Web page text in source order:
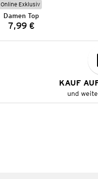
Online Exklusiv
Damen Top
Preis:
7,99 €
KAUF
und